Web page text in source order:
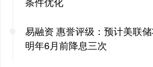
易融资 惠誉评级：预计美联
明年6月前降息三次